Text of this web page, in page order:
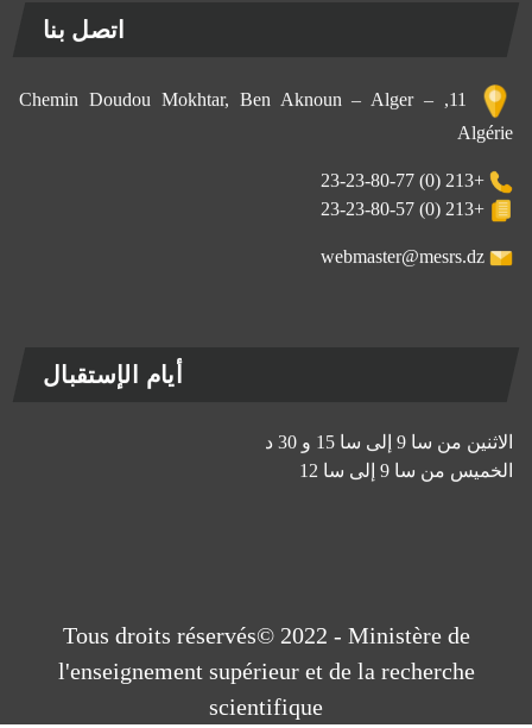
اتصل بنا
11, Chemin Doudou Mokhtar, Ben Aknoun – Alger –
Algérie
+213 (0) 23-23-80-77
+213 (0) 23-23-80-57
webmaster@mesrs.dz
أيام الإستقبال
الاثنين من سا 9 إلى سا 15 و 30 د
الخميس من سا 9 إلى سا 12
Tous droits réservés© 2022 - Ministère de
l'enseignement supérieur et de la recherche
scientifique